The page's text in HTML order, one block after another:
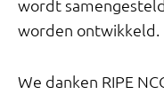
wordt
worden ontwikkeld.
We danken RIPE